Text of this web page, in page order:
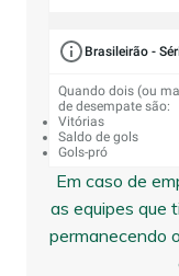
Brasileirão -
Quando dois (ou
de desempate são:
Vitórias
Saldo de gols
Gols-pró
Em caso de
as equipes que
permanecendo